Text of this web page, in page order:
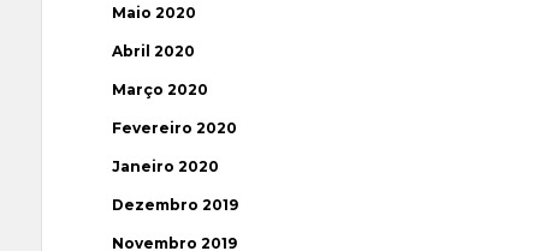
Maio 2020
Abril 2020
Março 2020
Fevereiro 2020
Janeiro 2020
Dezembro 2019
Novembro 2019